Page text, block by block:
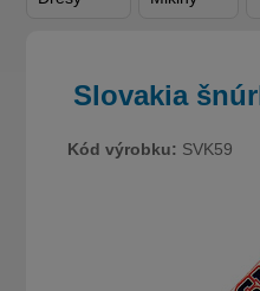
Slovakia
Kód výrobku: SVK59